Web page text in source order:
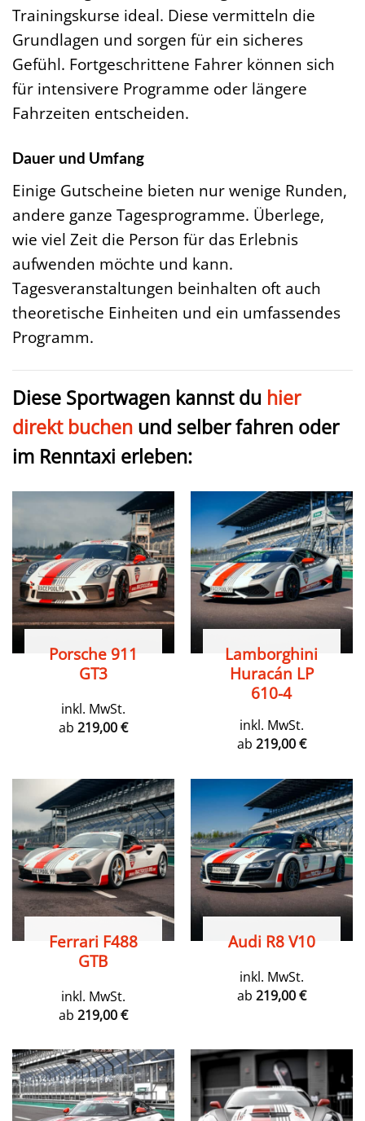
Trainingskurse ideal. Diese vermitteln die
Grundlagen und sorgen für ein sicheres
Gefühl. Fortgeschrittene Fahrer können sich
für intensivere Programme oder längere
Fahrzeiten entscheiden.
Dauer und Umfang
Einige Gutscheine bieten nur wenige Runden,
andere ganze Tagesprogramme. Überlege,
wie viel Zeit die Person für das Erlebnis
aufwenden möchte und kann.
Tagesveranstaltungen beinhalten oft auch
theoretische Einheiten und ein umfassendes
Programm.
Diese Sportwagen kannst du hier
direkt buchen und selber fahren oder
im Renntaxi erleben:
Porsche 911
GT3
inkl. MwSt.
ab 219,00€
Lamborghini
Huracán LP
610-4
inkl. MwSt.
ab 219,00€
Ferrari F488
GTB
inkl. MwSt.
ab 219,00€
Audi R8 V10
inkl. MwSt.
ab 219,00€